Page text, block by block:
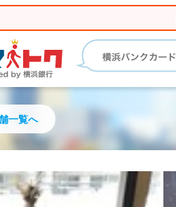
一覧へ